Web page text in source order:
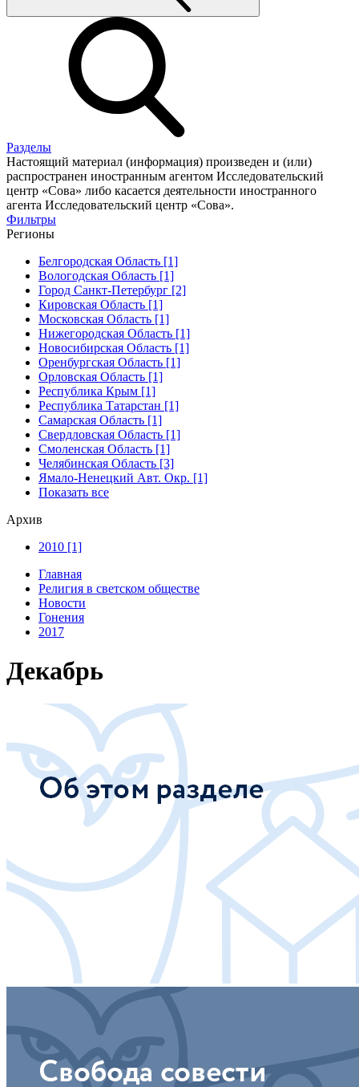
Разделы
Настоящий материал (информация) произведен и (или)
распространен иностранным агентом Исследовательский
центр «Сова» либо касается деятельности иностранного
агента Исследовательский центр «Сова».
Фильтры
Регионы
Белгородская Область [1]
Вологодская Область [1]
Город Санкт-Петербург [2]
Кировская Область [1]
Московская Область [1]
Нижегородская Область [1]
Новосибирская Область [1]
Оренбургская Область [1]
Орловская Область [1]
Республика Крым [1]
Республика Татарстан [1]
Самарская Область [1]
Свердловская Область [1]
Смоленская Область [1]
Челябинская Область [3]
Ямало-Ненецкий Авт. Окр. [1]
Показать все
Архив
2010 [1]
Главная
Религия в светском обществе
Новости
Гонения
2017
Декабрь